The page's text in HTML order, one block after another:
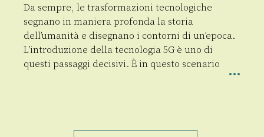
Da sempre, le trasformazioni tecnologiche
segnano in maniera profonda la storia
dell’umanità e disegnano i contorni di un’epoca.
L’introduzione della tecnologia 5G è uno di
questi passaggi decisivi. È in questo scenario